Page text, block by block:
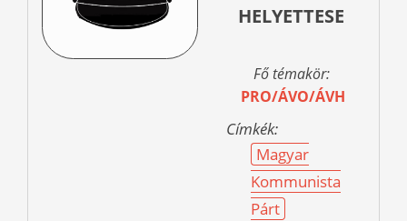
HELYETTESE
Fő témakör:
PRO/ÁVO/ÁVH
Címkék:
Magyar
Kommunista
Párt